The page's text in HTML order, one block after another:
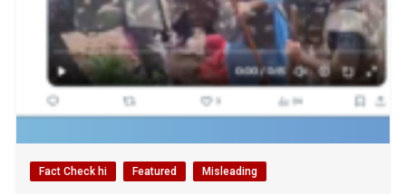
Fact Check hi Featured Misleading